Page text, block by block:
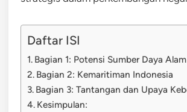
Daftar ISI
Bagian 1: Potensi Sumber Daya
Bagian 2: Kemaritiman Indonesia
Bagian 3: Tantangan dan Upaya
Kesimpulan: